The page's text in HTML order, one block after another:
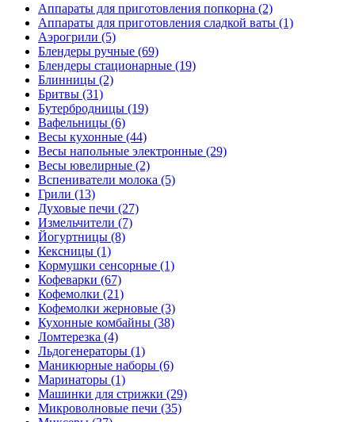
Аппараты для приготовления попкорна (2)
Аппараты для приготовления сладкой ваты (1)
Аэрогрили (5)
Блендеры ручные (69)
Блендеры стационарные (19)
Блинницы (2)
Бритвы (31)
Бутербродницы (19)
Вафельницы (6)
Весы кухонные (44)
Весы напольные электронные (29)
Весы ювелирные (2)
Вспениватели молока (5)
Грили (13)
Духовые печи (27)
Измельчители (7)
Йогуртницы (8)
Кексницы (1)
Кормушки сенсорные (1)
Кофеварки (67)
Кофемолки (21)
Кофемолки жерновые (3)
Кухонные комбайны (38)
Ломтерезка (4)
Льдогенераторы (1)
Маникюрные наборы (6)
Маринаторы (1)
Машинки для стрижки (29)
Микроволновые печи (35)